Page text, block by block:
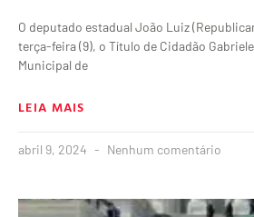
O deputado estadual João Luiz
terça-feira (9), o Título de Cidadão
Municipal de
LEIA MAIS
abril 9, 2024 Nenhum comentário